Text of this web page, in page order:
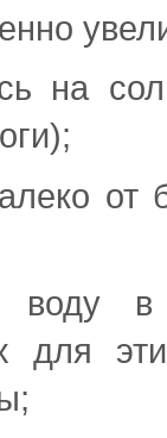
на
от
воду
для